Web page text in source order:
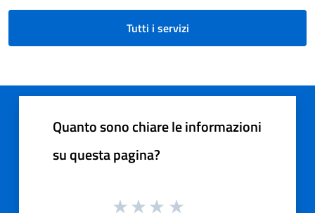
Tutti i servizi
Quanto sono chiare le informazioni
su questa pagina?